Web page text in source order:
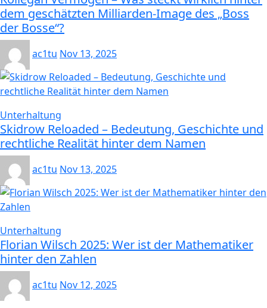
dem geschätzten Milliarden-Image des „Boss
der Bosse“?
ac1tu Nov 13, 2025
Unterhaltung
Skidrow Reloaded – Bedeutung, Geschichte und
rechtliche Realität hinter dem Namen
ac1tu Nov 13, 2025
Unterhaltung
Florian Wilsch 2025: Wer ist der Mathematiker
hinter den Zahlen
ac1tu Nov 12, 2025